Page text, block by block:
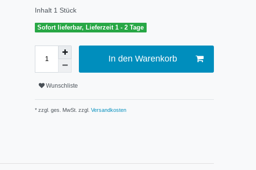
Inhalt 1 Stück
Sofort lieferbar, Lieferzeit 1 - 2 Tage
In den Warenkorb
Wunschliste
* zzgl. ges. MwSt. zzgl. Versandkosten